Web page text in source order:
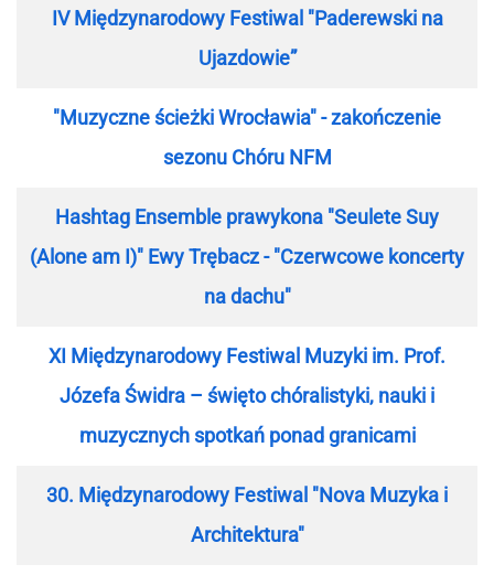
IV Międzynarodowy Festiwal "Paderewski na
Ujazdowie”
"Muzyczne ścieżki Wrocławia" - zakończenie
sezonu Chóru NFM
Hashtag Ensemble prawykona "Seulete Suy
(Alone am I)" Ewy Trębacz - "Czerwcowe koncerty
na dachu"
XI Międzynarodowy Festiwal Muzyki im. Prof.
Józefa Świdra – święto chóralistyki, nauki i
muzycznych spotkań ponad granicami
30. Międzynarodowy Festiwal "Nova Muzyka i
Architektura"